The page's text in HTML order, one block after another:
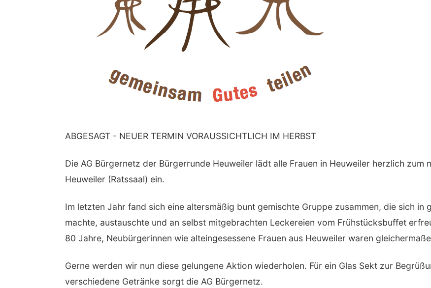
ABGESAGT - NEUER TERMIN VORAUSSICHTLICH IM HERBST
Die AG Bürgernetz der Bürgerrunde Heuweiler lädt alle Frauen in Heuweiler herzlich zum
Heuweiler (Ratssaal) ein.
Im letzten Jahr fand sich eine altersmäßig bunt gemischte Gruppe zusammen, die sich in
machte, austauschte und an selbst mitgebrachten Leckereien vom Frühstücksbuffet
80 Jahre, Neubürgerinnen wie alteingesessene Frauen aus Heuweiler waren
Gerne werden wir nun diese gelungene Aktion wiederholen. Für ein Glas Sekt zur
verschiedene Getränke sorgt die AG Bürgernetz.